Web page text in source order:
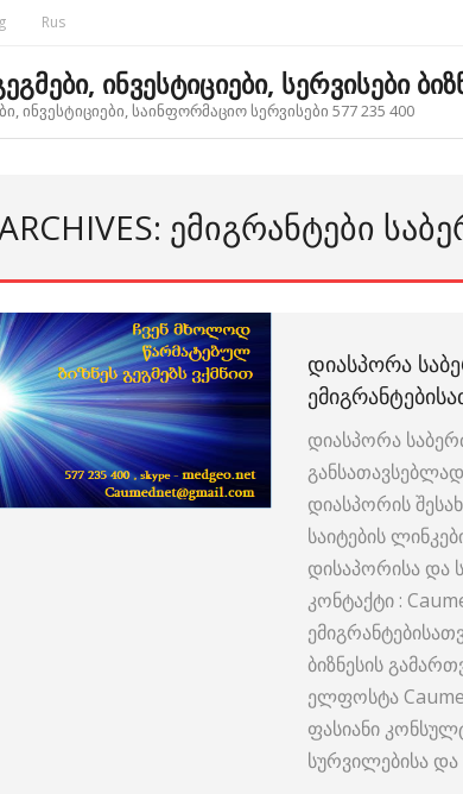
Rus
ინვესტიციები, სერვისები
ინვესტიციები, საინფორმაციო სერვისები 577 235 400
ᲔᲛᲘᲒᲠᲐᲜᲢᲔᲑᲘ
ᲓᲘᲐᲡᲞᲝᲠᲐ
დიასპორა
დიასპორის
საიტების
დისაპორისა და
კონტაქტი :
ბიზნესის
ელფოსტა
ფასიანი
სურვილებისა და